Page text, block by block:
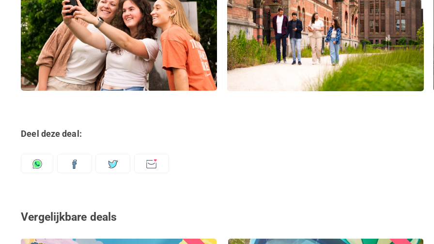
Deel deze deal:
Vergelijkbare deals